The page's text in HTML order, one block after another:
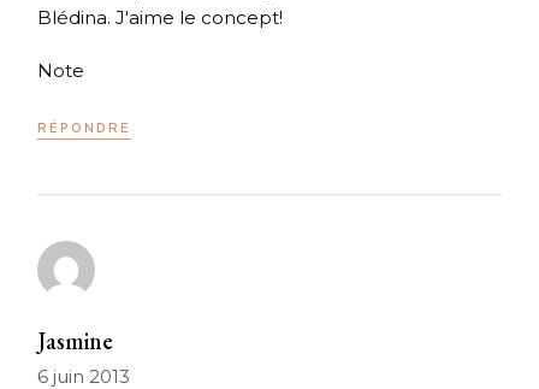
Blédina. J'aime le concept!
Note
RÉPONDRE
Jasmine
6 juin 2013